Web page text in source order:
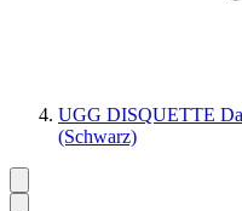
UGG DISQUETTE
(Schwarz)